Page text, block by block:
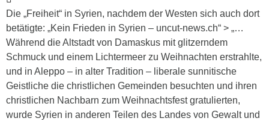
Die „Freiheit“ in Syrien, nachdem der Westen sich auch dort
betätigte: „Kein Frieden in Syrien – uncut-news.ch“ > „…
Während die Altstadt von Damaskus mit glitzerndem
Schmuck und einem Lichtermeer zu Weihnachten erstrahlte,
und in Aleppo – in alter Tradition – liberale sunnitische
Geistliche die christlichen Gemeinden besuchten und ihren
christlichen Nachbarn zum Weihnachtsfest gratulierten,
wurde Syrien in anderen Teilen des Landes von Gewalt und